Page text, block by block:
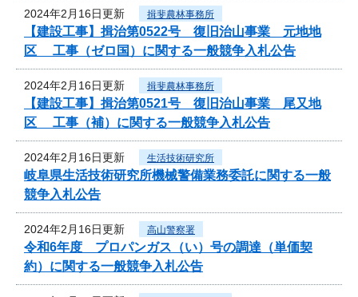
2024年2月16日更新 揖斐農林事務所
【建設工事】揖治第0522号 復旧治山事業 元地地
区 工事（ゼロ国）に関する一般競争入札公告
2024年2月16日更新 揖斐農林事務所
【建設工事】揖治第0521号 復旧治山事業 尾又地
区 工事（補）に関する一般競争入札公告
2024年2月16日更新 生活技術研究所
岐阜県生活技術研究所機械警備業務委託に関する一般
競争入札公告
2024年2月16日更新 高山警察署
令和6年度 プロパンガス（い）号の調達（単価契
約）に関する一般競争入札公告